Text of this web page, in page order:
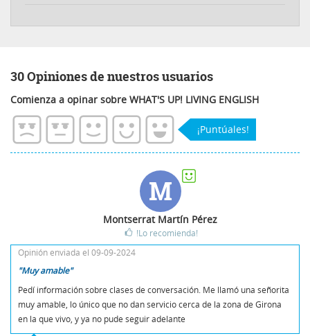
30 Opiniones de nuestros usuarios
Comienza a opinar sobre WHAT'S UP! LIVING ENGLISH
¡Puntúales!
M
Montserrat Martín Pérez
!Lo recomienda!
Opinión enviada el 09-09-2024
"Muy amable"
Pedí información sobre clases de conversación. Me llamó una señorita
muy amable, lo único que no dan servicio cerca de la zona de Girona
en la que vivo, y ya no pude seguir adelante